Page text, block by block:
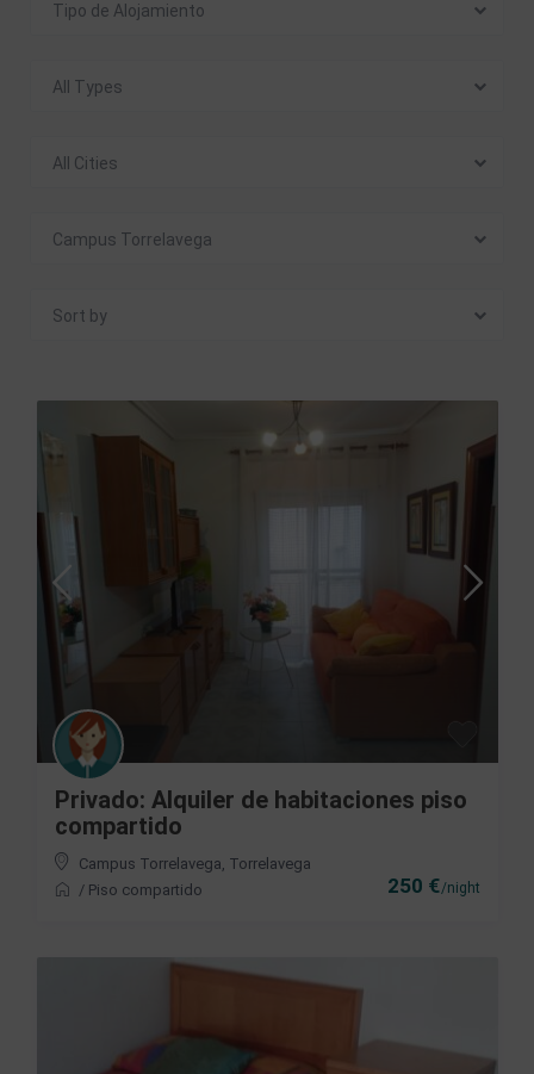
Tipo de Alojamiento
All Types
All Cities
Campus Torrelavega
Sort by
250 €/night
Privado: Alquiler de habitaciones piso
compartido
Campus Torrelavega Torrelavega
/ Piso compartido